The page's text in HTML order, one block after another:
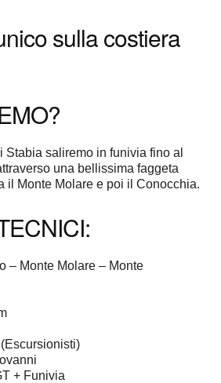
sulla costiera
Stabia saliremo in funivia fino al
una bellissima faggeta
il Monte Molare e poi il Conocchia.
– Monte Molare – Monte
+ Funivia